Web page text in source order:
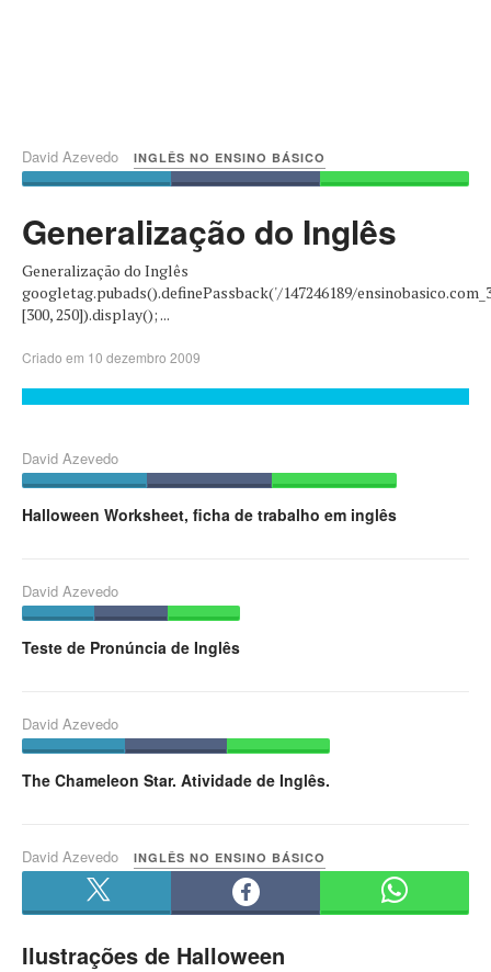
David Azevedo INGLÊS NO ENSINO BÁSICO
Generalização do Inglês
Generalização do Inglês
googletag.pubads().definePassback('/147246189/
[300, 250]).display(); ...
Criado em 10 dezembro 2009
David Azevedo
Halloween Worksheet, ficha de trabalho em inglês
David Azevedo
Teste de Pronúncia de Inglês
David Azevedo
The Chameleon Star. Atividade de Inglês.
David Azevedo INGLÊS NO ENSINO BÁSICO
Ilustrações de Halloween